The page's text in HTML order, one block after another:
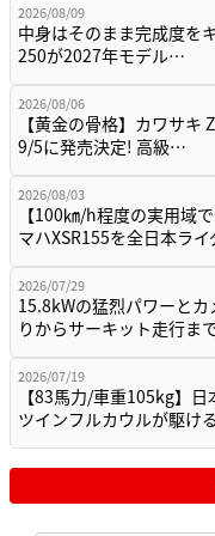
2026/08/09
中身はそのまま完成度を
250が2027年モデル…
2026/08/06
【黄金の骨格】カワサキ
9/5に発売決定! 高級…
2026/08/03
【100㎞/h程度の実用域
マハXSR155を全日本ラ
2026/07/29
15.8kWの猛烈パワーと
りからサーキット走行ま
2026/07/19
【83馬力/車重105kg】
ツインフルカウルが駆け